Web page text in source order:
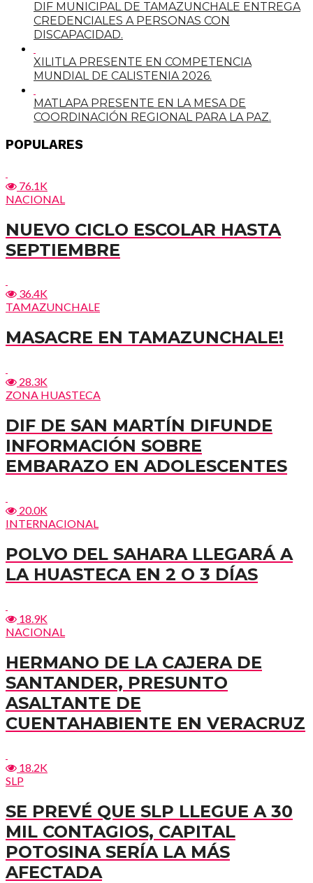
DIF MUNICIPAL DE TAMAZUNCHALE ENTREGA
CREDENCIALES A PERSONAS CON
DISCAPACIDAD.
XILITLA PRESENTE EN COMPETENCIA
MUNDIAL DE CALISTENIA 2026.
MATLAPA PRESENTE EN LA MESA DE
COORDINACIÓN REGIONAL PARA LA PAZ.
POPULARES
76.1K
NACIONAL
NUEVO CICLO ESCOLAR HASTA
SEPTIEMBRE
36.4K
TAMAZUNCHALE
MASACRE EN TAMAZUNCHALE!
28.3K
ZONA HUASTECA
DIF DE SAN MARTÍN DIFUNDE
INFORMACIÓN SOBRE
EMBARAZO EN ADOLESCENTES
20.0K
INTERNACIONAL
POLVO DEL SAHARA LLEGARÁ A
LA HUASTECA EN 2 O 3 DÍAS
18.9K
NACIONAL
HERMANO DE LA CAJERA DE
SANTANDER, PRESUNTO
ASALTANTE DE
CUENTAHABIENTE EN VERACRUZ
18.2K
SLP
SE PREVÉ QUE SLP LLEGUE A 30
MIL CONTAGIOS, CAPITAL
POTOSINA SERÍA LA MÁS
AFECTADA